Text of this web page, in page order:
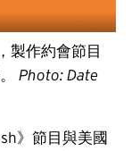
製作約會節目
Photo: Date
》節目與美國